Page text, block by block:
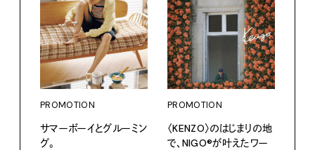
PROMOTION
サマーボーイとグルーミン
グ。
PROMOTION
〈KENZO〉のはじまりの地
で、NIGO®が叶えたワー